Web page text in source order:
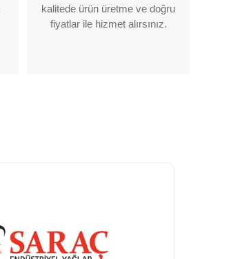
kalitede ürün üretme ve doğru
fiyatlar ile hizmet alırsınız.